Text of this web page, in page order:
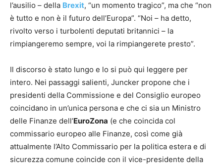
l’ausilio – della Brexit, “un momento tragico”, ma che “non
è tutto e non è il futuro dell’Europa”. “Noi – ha detto,
rivolto verso i turbolenti deputati britannici – la
rimpiangeremo sempre, voi la rimpiangerete presto”.
Il discorso è stato lungo e lo si può qui leggere per
intero. Nei passaggi salienti, Juncker propone che i
presidenti della Commissione e del Consiglio europeo
coincidano in un’unica persona e che ci sia un Ministro
delle Finanze dell’EuroZona (e che coincida col
commissario europeo alle Finanze, così come già
attualmente l’Alto Commissario per la politica estera e di
sicurezza comune coincide con il vice-presidente della